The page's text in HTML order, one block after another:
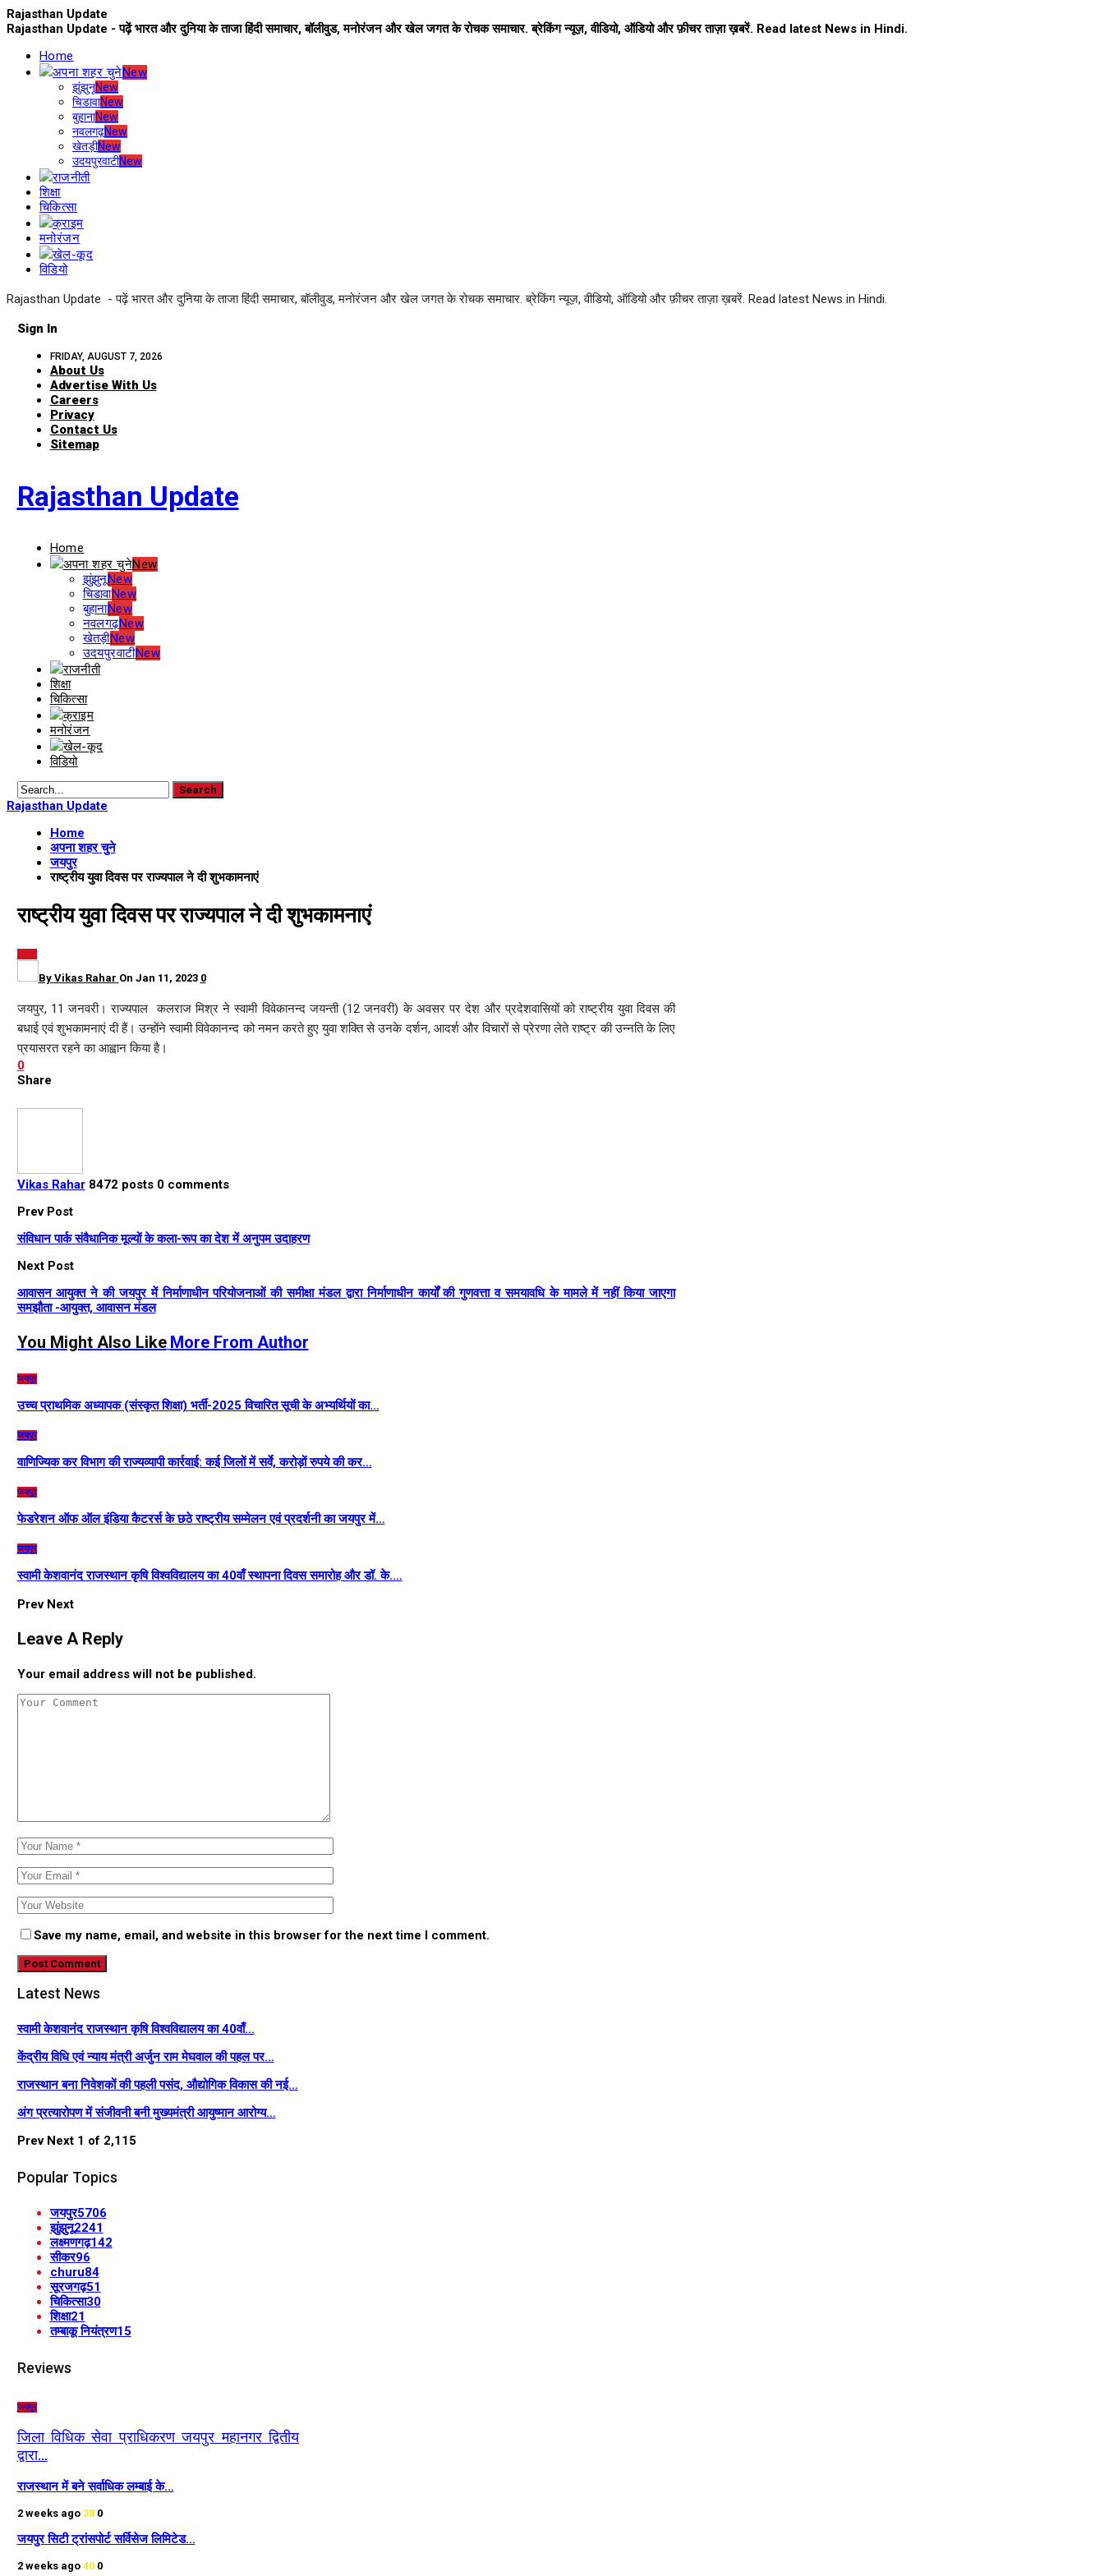
Rajasthan Update
Rajasthan Update - पढ़ें भारत और दुनिया के ताजा हिंदी समाचार, बॉलीवुड, मनोरंजन और खेल जगत के रोचक समाचार. ब्रेकिंग न्यूज़, वीडियो, ऑडियो और फ़ीचर ताज़ा ख़बरें. Read latest News in Hindi.
Home
अपना शहर चुनेNew
झुंझुनूNew
चिडावाNew
बुहानाNew
नवलगढ़New
खेतड़ीNew
उदयपुरवाटीNew
राजनीती
शिक्षा
चिकित्सा
क्राइम
मनोरंजन
खेल-कूद
विडियो
Rajasthan Update - पढ़ें भारत और दुनिया के ताजा हिंदी समाचार, बॉलीवुड, मनोरंजन और खेल जगत के रोचक समाचार. ब्रेकिंग न्यूज़, वीडियो, ऑडियो और फ़ीचर ताज़ा ख़बरें. Read latest News in Hindi.
Sign In
FRIDAY, AUGUST 7, 2026
About Us
Advertise With Us
Careers
Privacy
Contact Us
Sitemap
Rajasthan Update
Home
अपना शहर चुनेNew
झुंझुनूNew
चिडावाNew
बुहानाNew
नवलगढ़New
खेतड़ीNew
उदयपुरवाटीNew
राजनीती
शिक्षा
चिकित्सा
क्राइम
मनोरंजन
खेल-कूद
विडियो
Rajasthan Update
Home
अपना शहर चुने
जयपुर
राष्ट्रीय युवा दिवस पर राज्यपाल ने दी शुभकामनाएं
राष्ट्रीय युवा दिवस पर राज्यपाल ने दी शुभकामनाएं
जयपुर
By Vikas Rahar On Jan 11, 2023 0
जयपुर, 11 जनवरी। राज्यपाल कलराज मिश्र ने स्वामी विवेकानन्द जयन्ती (12 जनवरी) के अवसर पर देश और प्रदेशवासियों को राष्ट्रीय युवा दिवस की
बधाई एवं शुभकामनाएं दी हैं। उन्होंने स्वामी विवेकानन्द को नमन करते हुए युवा शक्ति से उनके दर्शन, आदर्श और विचारों से प्रेरणा लेते राष्ट्र की उन्नति के लिए
प्रयासरत रहने का आह्वान किया है।
0
Share
Vikas Rahar 8472 posts 0 comments
Prev Post
संविधान पार्क संवैधानिक मूल्यों के कला-रूप का देश में अनुपम उदाहरण
Next Post
आवासन आयुक्त ने की जयपुर में निर्माणाधीन परियोजनाओं की समीक्षा मंडल द्वारा निर्माणाधीन कार्यों की गुणवत्ता व समयावधि के मामले में नहीं किया जाएगा
समझौता -आयुक्त, आवासन मंडल
You Might Also Like More From Author
जयपुर
उच्च प्राथमिक अध्यापक (संस्कृत शिक्षा) भर्ती-2025 विचारित सूची के अभ्यर्थियों का…
जयपुर
वाणिज्यिक कर विभाग की राज्यव्यापी कार्रवाई: कई जिलों में सर्वे, करोड़ों रुपये की कर…
जयपुर
फेडरेशन ऑफ ऑल इंडिया कैटरर्स के छठे राष्ट्रीय सम्मेलन एवं प्रदर्शनी का जयपुर में…
जयपुर
स्वामी केशवानंद राजस्थान कृषि विश्वविद्यालय का 40वाँ स्थापना दिवस समारोह और डॉ. के.…
Prev Next
Leave A Reply
Your email address will not be published.
Save my name, email, and website in this browser for the next time I comment.
Latest News
स्वामी केशवानंद राजस्थान कृषि विश्वविद्यालय का 40वाँ…
केंद्रीय विधि एवं न्याय मंत्री अर्जुन राम मेघवाल की पहल पर…
राजस्थान बना निवेशकों की पहली पसंद, औद्योगिक विकास की नई…
अंग प्रत्यारोपण में संजीवनी बनी मुख्यमंत्री आयुष्मान आरोग्य…
Prev Next 1 of 2,115
Popular Topics
जयपुर5706
झुंझुनू2241
लक्ष्मणगढ़142
सीकर96
churu84
सूरजगढ़51
चिकित्सा30
शिक्षा21
तम्बाकू नियंत्रण15
Reviews
जयपुर
जिला विधिक सेवा प्राधिकरण जयपुर महानगर द्वितीय
द्वारा…
राजस्थान में बने सर्वाधिक लम्बाई के…
2 weeks ago 38 0
जयपुर सिटी ट्रांसपोर्ट सर्विसेज लिमिटेड…
2 weeks ago 40 0